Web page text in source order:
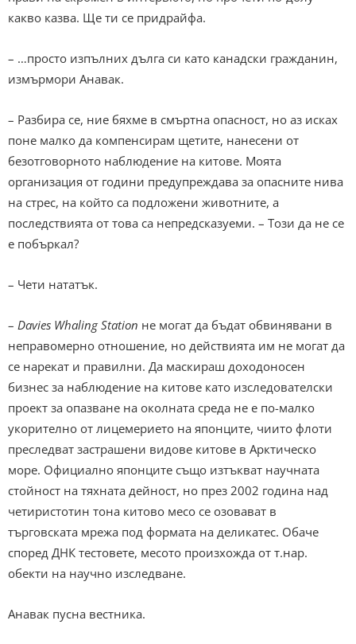
какво казва. Ще ти се придрайфа.
– …просто изпълних дълга си като канадски гражданин,
измърмори Анавак.
– Разбира се, ние бяхме в смъртна опасност, но аз исках
поне малко да компенсирам щетите, нанесени от
безотговорното наблюдение на китове. Моята
организация от години предупреждава за опасните нива
на стрес, на който са подложени животните, а
последствията от това са непредсказуеми. – Този да не се
е побъркал?
– Чети нататък.
– Davies Whaling Station не могат да бъдат обвинявани в
неправомерно отношение, но действията им не могат да
се нарекат и правилни. Да маскираш доходоносен
бизнес за наблюдение на китове като изследователски
проект за опазване на околната среда не е по-малко
укорително от лицемерието на японците, чиито флоти
преследват застрашени видове китове в Арктическо
море. Официално японците също изтъкват научната
стойност на тяхната дейност, но през 2002 година над
четиристотин тона китово месо се озовават в
търговската мрежа под формата на деликатес. Обаче
според ДНК тестовете, месото произхожда от т.нар.
обекти на научно изследване.
Анавак пусна вестника.